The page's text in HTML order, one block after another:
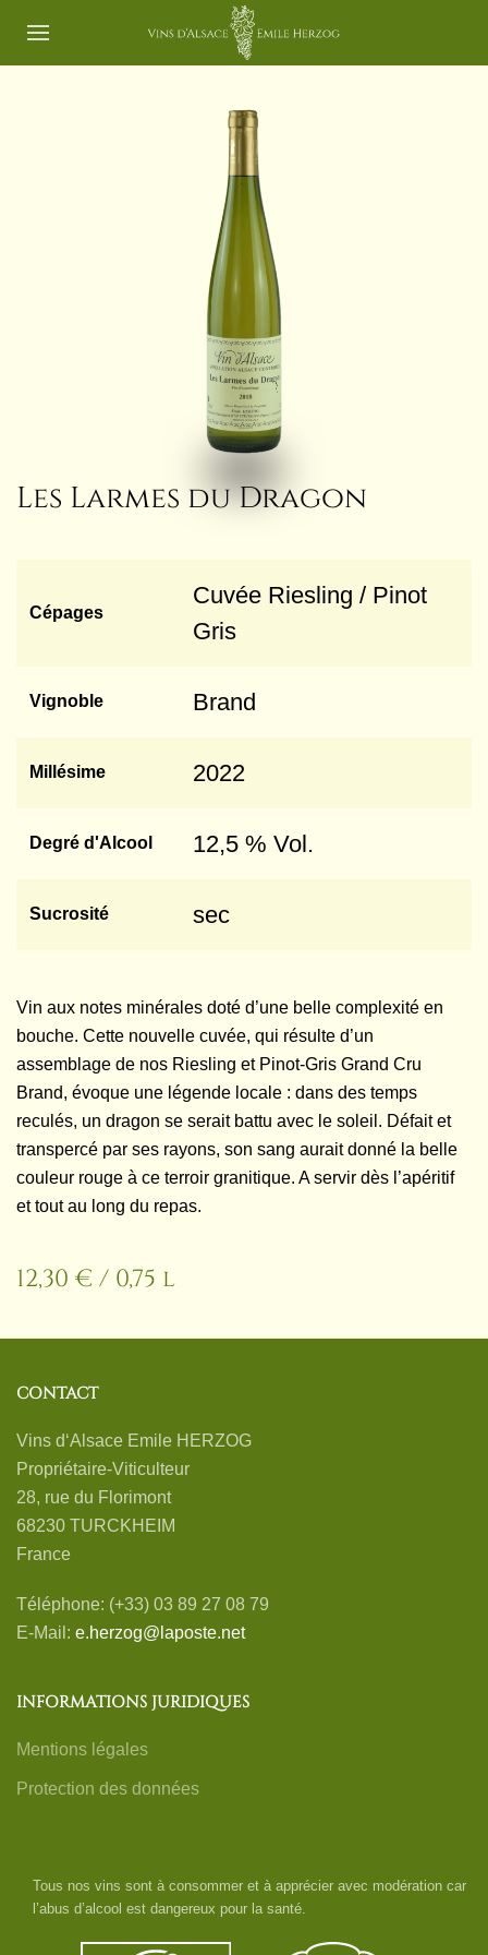
Les Larmes du Dragon
Cépages
Cuvée Riesling / Pinot
Gris
Vignoble Brand
Millésime 2022
Degré d'Alcool 12,5 % Vol.
Sucrosité sec
Vin aux notes minérales doté d’une belle complexité en
bouche. Cette nouvelle cuvée, qui résulte d’un
assemblage de nos Riesling et Pinot-Gris Grand Cru
Brand, évoque une légende locale : dans des temps
reculés, un dragon se serait battu avec le soleil. Défait et
transpercé par ses rayons, son sang aurait donné la belle
couleur rouge à ce terroir granitique. A servir dès l’apéritif
et tout au long du repas.
12,30 € / 0,75 l
CONTACT
Vins d‘Alsace Emile HERZOG
Propriétaire-Viticulteur
28, rue du Florimont
68230 TURCKHEIM
France
Téléphone: (+33) 03 89 27 08 79
E-Mail: e.herzog@laposte.net
INFORMATIONS JURIDIQUES
Mentions légales
Protection des données
Tous nos vins sont à consommer et à apprécier avec modération car
l’abus d’alcool est dangereux pour la santé.